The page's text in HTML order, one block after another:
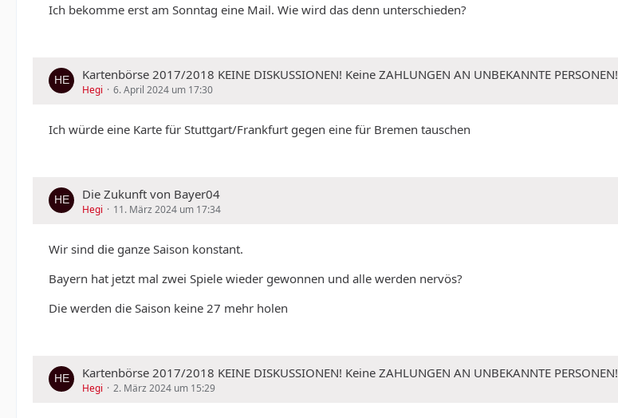
Ich bekomme erst am Sonntag eine Mail. Wie wird das denn unterschieden?
Kartenbörse 2017/2018 KEINE DISKUSSIONEN! Keine ZAHLUNGEN AN UNBEKANNTE PERSONEN!
Hegi 6. April 2024 um 17:30
Ich würde eine Karte für Stuttgart/Frankfurt gegen eine für Bremen tauschen
Die Zukunft von Bayer04
Hegi 11. März 2024 um 17:34
Wir sind die ganze Saison konstant.
Bayern hat jetzt mal zwei Spiele wieder gewonnen und alle werden nervös?
Die werden die Saison keine 27 mehr holen
Kartenbörse 2017/2018 KEINE DISKUSSIONEN! Keine ZAHLUNGEN AN UNBEKANNTE PERSONEN!
Hegi 2. März 2024 um 15:29